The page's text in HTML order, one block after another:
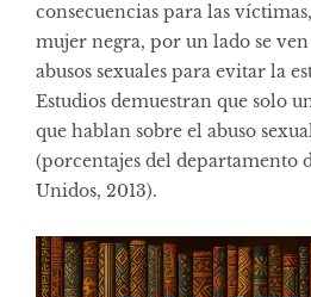
consecuencias para las
mujer negra, por un lado se
abusos sexuales para evitar la
Estudios demuestran que solo
que hablan sobre el abuso
(porcentajes del departamento
Unidos, 2013).